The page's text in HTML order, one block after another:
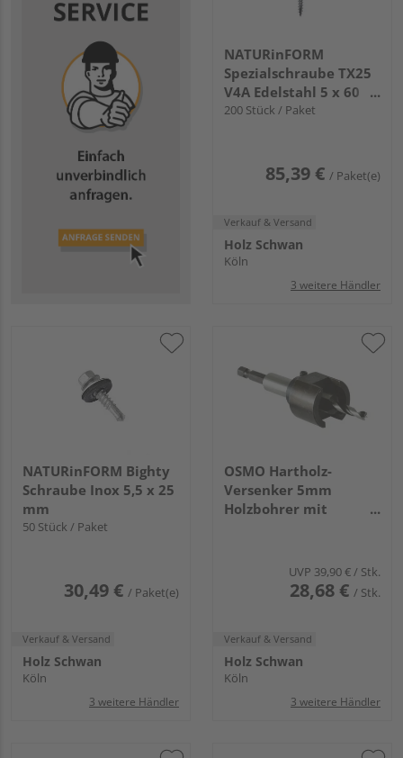
NATURinFORM
Spezialschraube TX25
V4A Edelstahl 5 x 60
mm
200 Stück / Paket
85,39 € / Paket(e)
Verkauf & Versand
Holz Schwan
Köln
3 weitere Händler
NATURinFORM Bighty
Schraube Inox 5,5 x 25
mm
50 Stück / Paket
30,49 € / Paket(e)
Verkauf & Versand
Holz Schwan
Köln
3 weitere Händler
OSMO Hartholz-
Versenker 5mm
Holzbohrer mit
UVP 39,90 €/ Stk.
28,68 € / Stk.
Verkauf & Versand
Holz Schwan
Köln
3 weitere Händler